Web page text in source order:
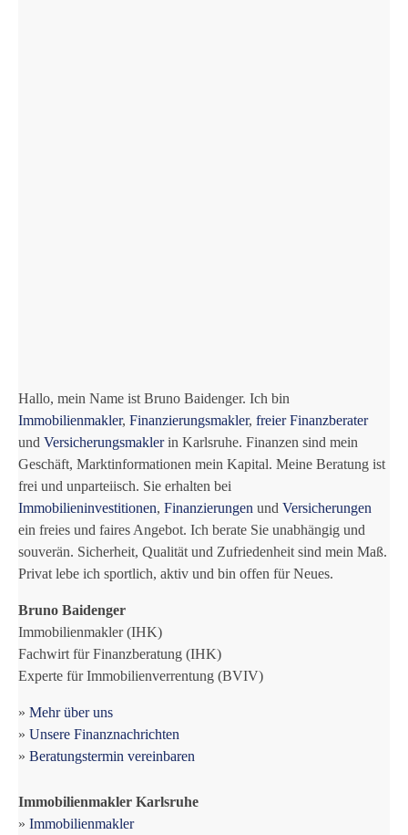
Hallo, mein Name ist Bruno Baidenger. Ich bin
Immobilienmakler, Finanzierungsmakler, freier Finanzberater
und Versicherungsmaklerin Karlsruhe. Finanzen sind mein
Geschäft, Marktinformationen mein Kapital. Meine Beratung ist
frei und unparteiisch. Sie erhalten bei
Immobilieninvestitionen, Finanzierungen und Versicherungen
ein freies und faires Angebot. Ich berate Sie unabhängig und
souverän. Sicherheit, Qualität und Zufriedenheit sind mein Maß.
Privat lebe ich sportlich, aktiv und bin offen für Neues.
Bruno Baidenger
Immobilienmakler (IHK)
Fachwirt für Finanzberatung (IHK)
Experte für Immobilienverrentung (BVIV)
» Mehr über uns
» Unsere Finanznachrichten
» Beratungstermin vereinbaren
Immobilienmakler Karlsruhe
» Immobilienmakler